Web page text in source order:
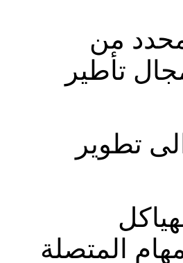
من
تأطير
تطوير
المتصلة